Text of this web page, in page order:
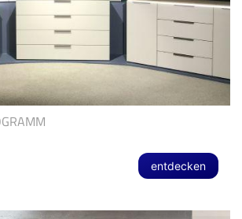
entdecken